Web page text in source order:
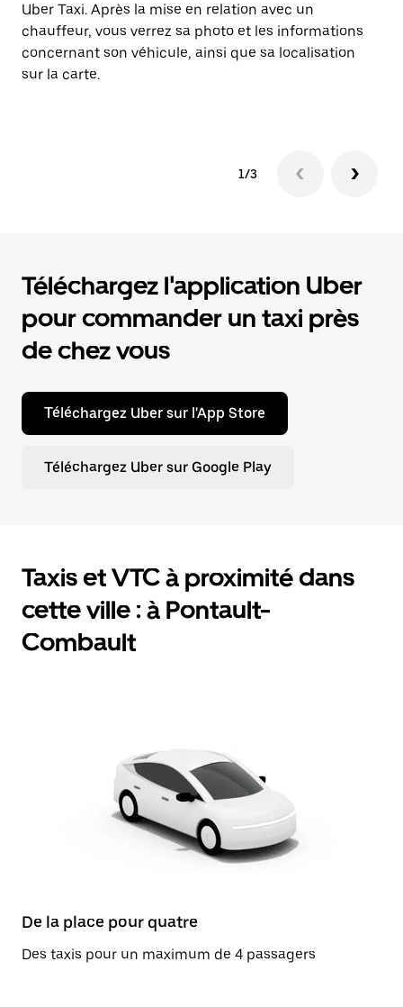
Uber Taxi. Après la mise en relation avec un
chauffeur, vous verrez sa photo et les informations
concernant son véhicule, ainsi que sa localisation
sur la carte.
1/3
Téléchargez l'application Uber
pour commander un taxi près
de chez vous
Téléchargez Uber sur l'App Store
Téléchargez Uber sur Google Play
Taxis et VTC à proximité dans
cette ville : à Pontault-
Combault
De la place pour quatre
Des taxis pour un maximum de 4 passagers